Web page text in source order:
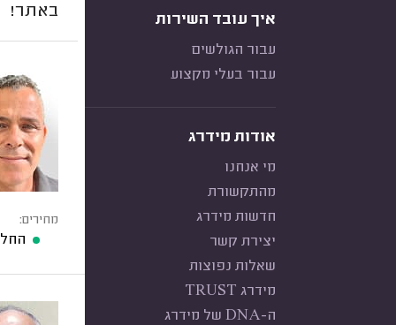
איך עובד השירות
עבור הגולשים
עבור בעלי מקצוע
אודות מידרג
מי אנחנו
מהתקשורת
חדשות מידרג
יצירת קשר
שאלות נפוצות
מידרג TRUST
ה-DNA של מידרג
באתר!
מחירים: